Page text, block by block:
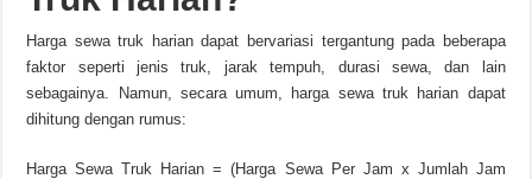
Harga sewa truk harian dapat bervariasi tergantung pada beberapa
faktor seperti jenis truk, jarak tempuh, durasi sewa, dan lain
sebagainya. Namun, secara umum, harga sewa truk harian dapat
dihitung dengan rumus:
Harga Sewa Truk Harian = (Harga Sewa Per Jam x Jumlah Jam